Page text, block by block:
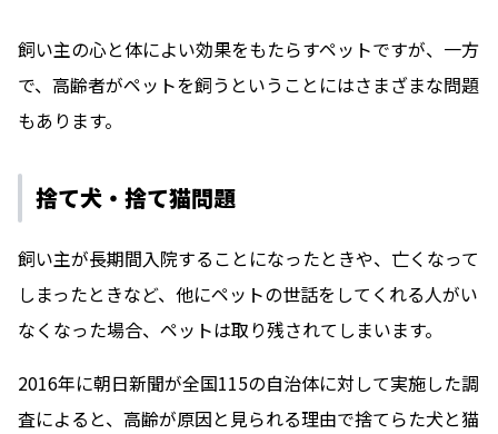
飼い主の心と体によい効果をもたらすペットですが、一方
で、高齢者がペットを飼うということにはさまざまな問題
もあります。
捨て犬・捨て猫問題
飼い主が長期間入院することになったときや、亡くなって
しまったときなど、他にペットの世話をしてくれる人がい
なくなった場合、ペットは取り残されてしまいます。
2016年に朝日新聞が全国115の自治体に対して実施した調
査によると、高齢が原因と見られる理由で捨てらた犬と猫